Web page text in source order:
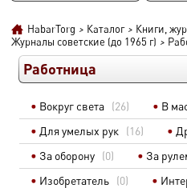
HabarTorg > Каталог > Книги,
Журналы советские (до 1965 г) >
Работница
Вокруг света (26) В
Для умелых рук (16)
За оборону (0) За
Изобретатель (0)